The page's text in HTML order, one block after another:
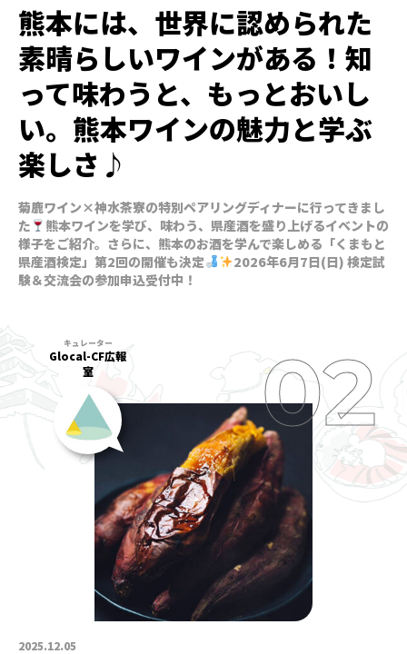
熊本には、世界に認められた
素晴らしいワインがある！知
って味わうと、もっとおいし
い。熊本ワインの魅力と学ぶ
楽しさ♪
菊鹿ワイン×神水茶寮の特別ペアリングディナーに行ってきまし
た
熊本ワインを学び、味わう、県産酒を盛り上げるイベントの
様子をご紹介。さらに、熊本のお酒を学んで楽しめる「くまもと
県産酒検定」第2回の開催も決定
2026年6月7日(日) 検定試
験＆交流会の参加申込受付中！
2025.12.05
Glocal-CF広報
室